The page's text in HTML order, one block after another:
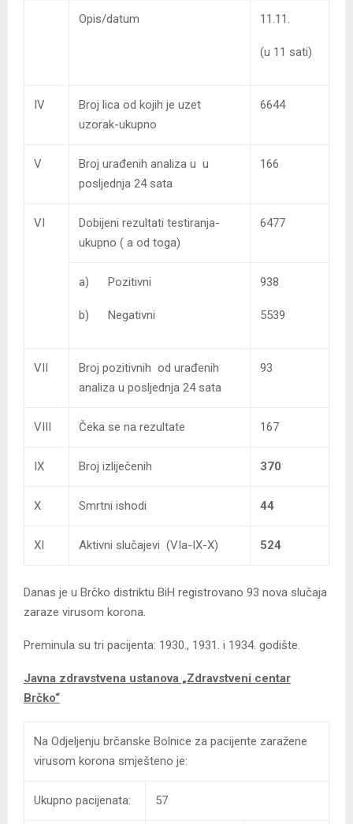
Opis/datum 11.11.
(u 11 sati)
IV
Broj lica od kojih je uzet
uzorak-ukupno
6644
V
Broj urađenih analiza u u
posljednja 24 sata
166
VI
Dobijeni rezultati testiranja-
ukupno ( a od toga)
6477
a) Pozitivni
b) Negativni
938
5539
VII
Broj pozitivnih od urađenih
analiza u posljednja 24 sata
93
VIII Čeka se na rezultate 167
IX Broj izliječenih 370
X Smrtni ishodi 44
XI Aktivni slučajevi (VIa-IX-X) 524
Danas je u Brčko distriktu BiH registrovano 93 nova slučaja
zaraze virusom korona.
Preminula su tri pacijenta: 1930., 1931. i 1934. godište.
Javna zdravstvena ustanova „Zdravstveni centar
Brčko“
Na Odjeljenju brčanske Bolnice za pacijente zaražene
virusom korona smješteno je:
Ukupno pacijenata: 57